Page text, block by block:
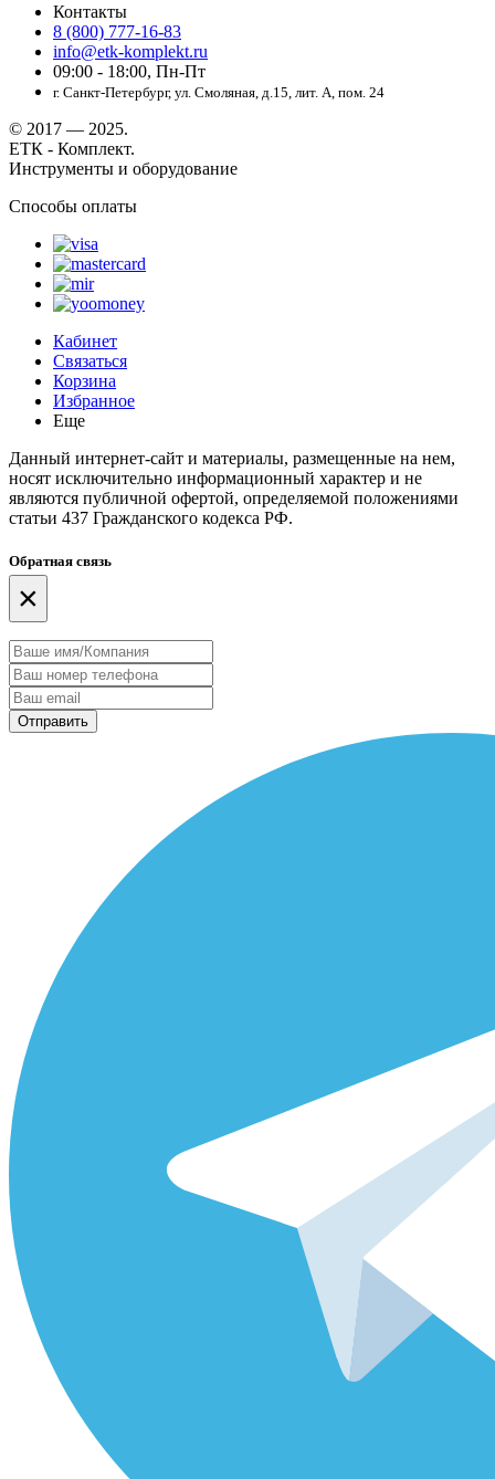
Контакты
8 (800) 777-16-83
info@etk-komplekt.ru
09:00 - 18:00, Пн-Пт
г. Санкт-Петербург, ул. Смоляная, д.15, лит. А, пом. 24
© 2017 — 2025.
ЕТК - Комплект.
Инструменты и оборудование
Способы оплаты
Кабинет
Связаться
Корзина
Избранное
Еще
Данный интернет-сайт и материалы, размещенные на нем,
носят исключительно информационный характер и не
являются публичной офертой, определяемой положениями
статьи 437 Гражданского кодекса РФ.
Обратная связь
×
Отправить